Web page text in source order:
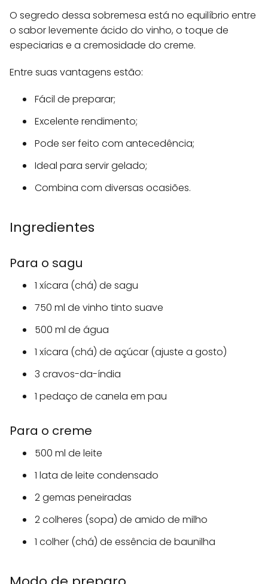
O segredo dessa sobremesa está no equilíbrio entre
o sabor levemente ácido do vinho, o toque de
especiarias e a cremosidade do creme.
Entre suas vantagens estão:
Fácil de preparar;
Excelente rendimento;
Pode ser feito com antecedência;
Ideal para servir gelado;
Combina com diversas ocasiões.
Ingredientes
Para o sagu
1 xícara (chá) de sagu
750 ml de vinho tinto suave
500 ml de água
1 xícara (chá) de açúcar (ajuste a gosto)
3 cravos-da-índia
1 pedaço de canela em pau
Para o creme
500 ml de leite
1 lata de leite condensado
2 gemas peneiradas
2 colheres (sopa) de amido de milho
1 colher (chá) de essência de baunilha